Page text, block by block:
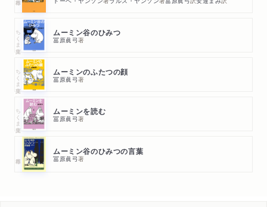
ちくま文庫 ムーミン谷のひみつ
冨原眞弓著
ちくま文庫 ムーミンのふたつの顔
冨原眞弓著
ちくま文庫 ムーミンを読む
冨原眞弓著
ムーミン谷のひみつの言葉
冨原眞弓著